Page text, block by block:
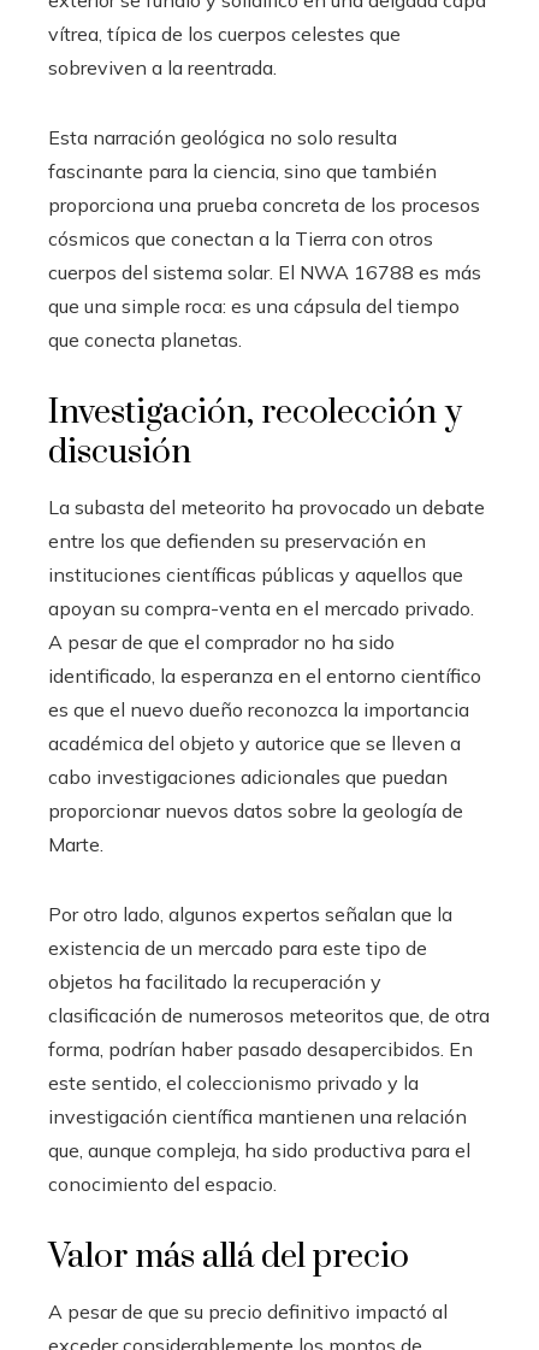
vítrea, típica de los cuerpos celestes que
sobreviven a la reentrada.
Esta narración geológica no solo resulta
fascinante para la ciencia, sino que también
proporciona una prueba concreta de los procesos
cósmicos que conectan a la Tierra con otros
cuerpos del sistema solar. El NWA 16788 es más
que una simple roca: es una cápsula del tiempo
que conecta planetas.
Investigación, recolección y
discusión
La subasta del meteorito ha provocado un debate
entre los que defienden su preservación en
instituciones científicas públicas y aquellos que
apoyan su compra-venta en el mercado privado.
A pesar de que el comprador no ha sido
identificado, la esperanza en el entorno científico
es que el nuevo dueño reconozca la importancia
académica del objeto y autorice que se lleven a
cabo investigaciones adicionales que puedan
proporcionar nuevos datos sobre la geología de
Marte.
Por otro lado, algunos expertos señalan que la
existencia de un mercado para este tipo de
objetos ha facilitado la recuperación y
clasificación de numerosos meteoritos que, de otra
forma, podrían haber pasado desapercibidos. En
este sentido, el coleccionismo privado y la
investigación científica mantienen una relación
que, aunque compleja, ha sido productiva para el
conocimiento del espacio.
Valor más allá del precio
A pesar de que su precio definitivo impactó al
exceder considerablemente los montos de